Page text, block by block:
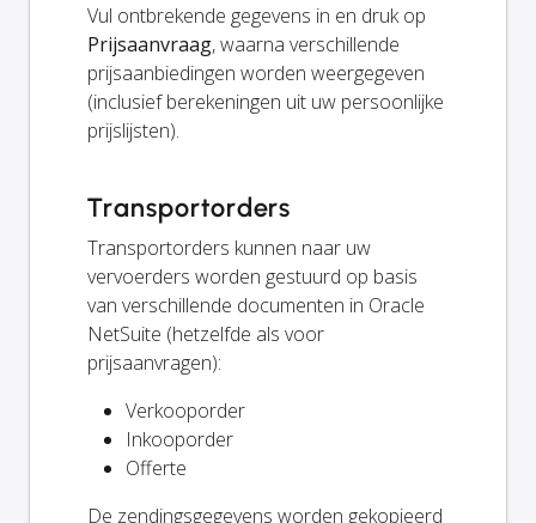
Vul ontbrekende gegevens in en druk op
Prijsaanvraag, waarna verschillende
prijsaanbiedingen worden weergegeven
(inclusief berekeningen uit uw persoonlijke
prijslijsten).
Transportorders
Transportorders kunnen naar uw
vervoerders worden gestuurd op basis
van verschillende documenten in Oracle
NetSuite (hetzelfde als voor
prijsaanvragen):
Verkooporder
Inkooporder
Offerte
De zendingsgegevens worden gekopieerd